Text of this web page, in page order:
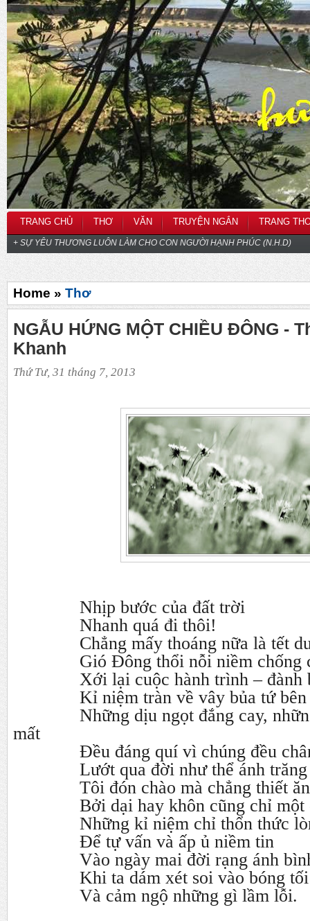
TRANG CHỦ THƠ VĂN TRUYỆN NGẮN TRANG
+ SỰ YÊU THƯƠNG LUÔN LÀM CHO CON NGƯỜI HẠNH PHÚC (N.H.D)
Home » Thơ
NGẪU HỨNG MỘT CHIỀU ĐÔNG -
Khanh
Thứ Tư, 31 tháng 7, 2013
Nhịp bước của đất trời
Nhanh quá đi thôi!
Chẳng mấy thoáng nữa là tết
Gió Đông thổi nỗi niềm chống
Xới lại cuộc hành trình – đành
Kỉ niệm tràn về vây bủa tứ bên
Những dịu ngọt đắng cay,
mất
Đều đáng quí vì chúng đều
Lướt qua đời như thể ánh trăng
Tôi đón chào mà chẳng thiết
Bởi dại hay khôn cũng chỉ một
Những kỉ niệm chỉ thổn thức
Để tự vấn và ấp ủ niềm tin
Vào ngày mai đời rạng ánh
Khi ta dám xét soi vào bóng tối
Và cảm ngộ những gì lầm lỗi.